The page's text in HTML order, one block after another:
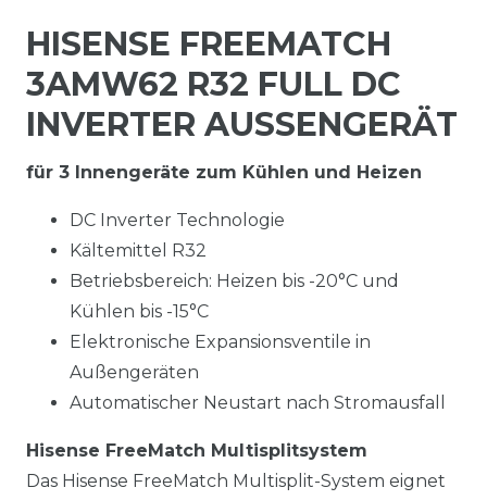
HISENSE FREEMATCH
3AMW62 R32 FULL DC
INVERTER AUSSENGERÄT
für 3 Innengeräte zum Kühlen und Heizen
DC Inverter Technologie
Kältemittel R32
Betriebsbereich: Heizen bis -20°C und
Kühlen bis -15°C
Elektronische Expansionsventile in
Außengeräten
Automatischer Neustart nach Stromausfall
Hisense FreeMatch Multisplitsystem
Das Hisense FreeMatch Multisplit-System eignet